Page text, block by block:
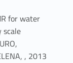
for water
scale
, 2013